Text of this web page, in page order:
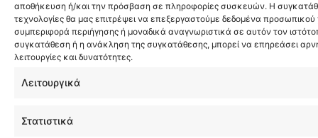
αποθήκευση ή/και την πρόσβαση σε πληροφορίες συσκευών. Η
τεχνολογίες θα μας επιτρέψει να επεξεργαστούμε δεδομένα
συμπεριφορά περιήγησης ή μοναδικά αναγνωριστικά σε αυτόν τον
συγκατάθεση ή η ανάκληση της συγκατάθεσης, μπορεί να επηρεάσει
λειτουργίες και δυνατότητες.
Λειτουργικά
Στατιστικά